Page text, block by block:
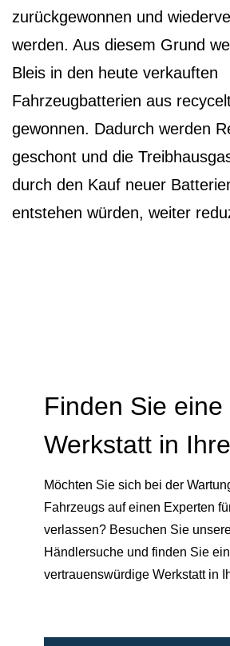
zurückgewonnen und
werden. Aus diesem Grund
Bleis in den heute verkauften
Fahrzeugbatterien aus
gewonnen. Dadurch werden
geschont und die
durch den Kauf neuer
entstehen würden, weiter
Finden Sie eine
Werkstatt in
Möchten Sie sich bei der
Fahrzeugs auf einen Experten
verlassen? Besuchen Sie
Händlersuche und finden Sie
vertrauenswürdige Werkstatt in